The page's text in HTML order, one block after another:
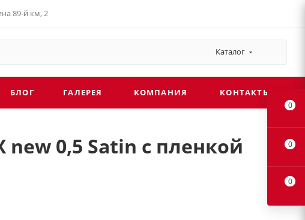
89-й км, 2
Каталог
БЛОГ ГАЛЕРЕЯ КОМПАНИЯ КОНТАКТЫ
new 0,5 Satin с пленкой
0
0
0